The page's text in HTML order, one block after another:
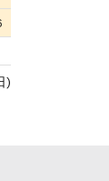
)